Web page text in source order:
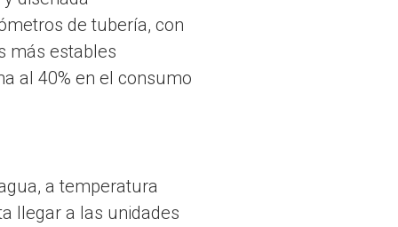
de tubería, con
más estables
al 40% en el consumo
a temperatura
llegar a las unidades